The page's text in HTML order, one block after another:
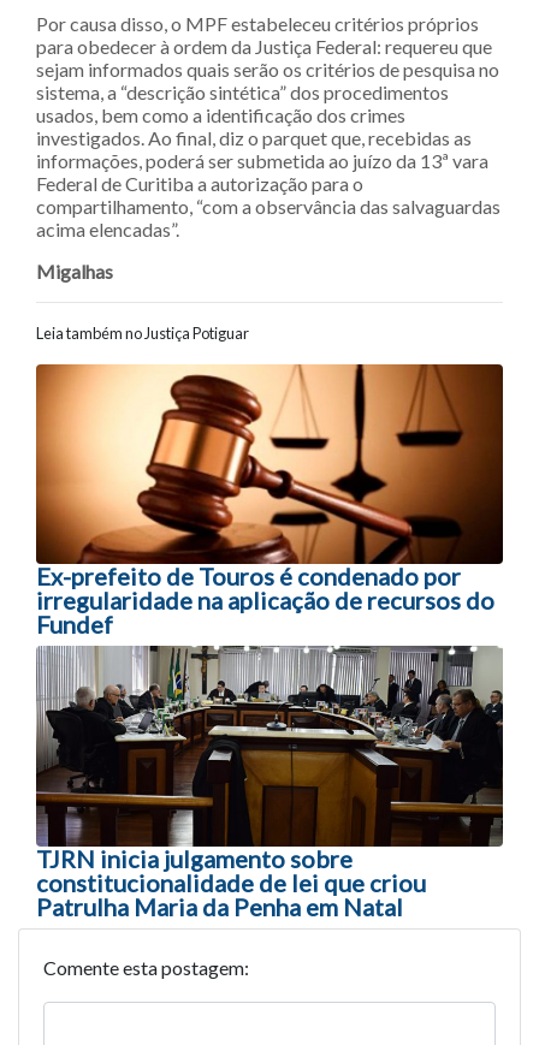
Por causa disso, o MPF estabeleceu critérios próprios
para obedecer à ordem da Justiça Federal: requereu que
sejam informados quais serão os critérios de pesquisa no
sistema, a “descrição sintética” dos procedimentos
usados, bem como a identificação dos crimes
investigados. Ao final, diz o parquet que, recebidas as
informações, poderá ser submetida ao juízo da 13ª vara
Federal de Curitiba a autorização para o
compartilhamento, “com a observância das salvaguardas
acima elencadas”.
Migalhas
Leia também no Justiça Potiguar
Navegação entre posts
Ex-prefeito de Touros é condenado por
irregularidade na aplicação de recursos do
Fundef
TJRN inicia julgamento sobre
constitucionalidade de lei que criou
Patrulha Maria da Penha em Natal
Comente esta postagem: